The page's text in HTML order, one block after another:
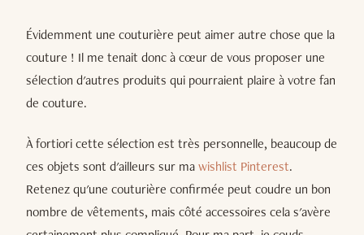
Évidemment une couturière peut aimer autre chose que la
couture ! Il me tenait donc à cœur de vous proposer une
sélection d'autres produits qui pourraient plaire à votre fan
de couture.
À fortiori cette sélection est très personnelle, beaucoup de
ces objets sont d'ailleurs sur mawishlist Pinterest.
Retenez qu'une couturière confirmée peut coudre un bon
nombre de vêtements, mais côté accessoires cela s'avère